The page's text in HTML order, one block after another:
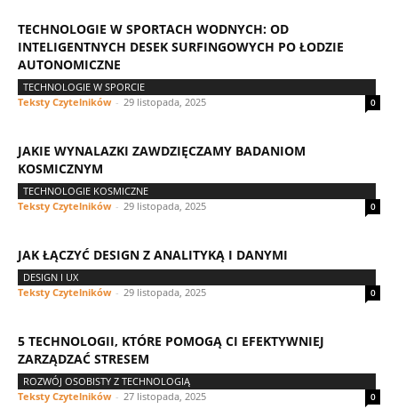
TECHNOLOGIE W SPORTACH WODNYCH: OD
INTELIGENTNYCH DESEK SURFINGOWYCH PO ŁODZIE
AUTONOMICZNE
TECHNOLOGIE W SPORCIE
Teksty Czytelników - 29 listopada, 2025 0
JAKIE WYNALAZKI ZAWDZIĘCZAMY BADANIOM
KOSMICZNYM
TECHNOLOGIE KOSMICZNE
Teksty Czytelników - 29 listopada, 2025 0
JAK ŁĄCZYĆ DESIGN Z ANALITYKĄ I DANYMI
DESIGN I UX
Teksty Czytelników - 29 listopada, 2025 0
5 TECHNOLOGII, KTÓRE POMOGĄ CI EFEKTYWNIEJ
ZARZĄDZAĆ STRESEM
ROZWÓJ OSOBISTY Z TECHNOLOGIĄ
Teksty Czytelników - 27 listopada, 2025 0